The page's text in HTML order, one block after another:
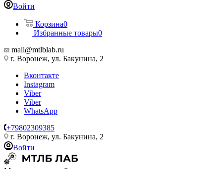
Войти
Корзина0
Избранные товары0
mail@mtlblab.ru
г. Воронеж, ул. Бакунина, 2
Вконтакте
Instagram
Viber
Viber
WhatsApp
+79802309385
г. Воронеж, ул. Бакунина, 2
Войти